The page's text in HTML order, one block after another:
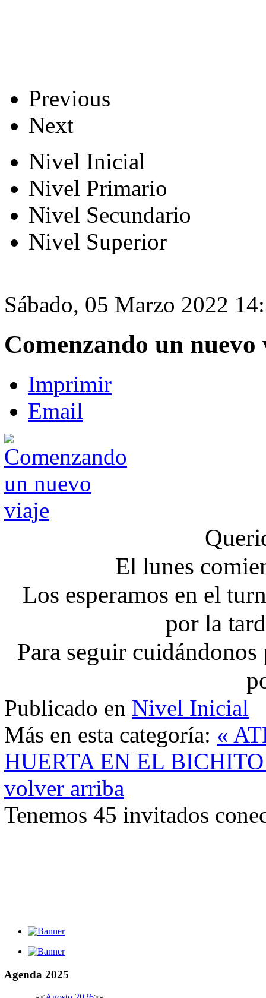
Previous
Next
Nivel Inicial
Nivel Primario
Nivel Secundario
Nivel Superior
Sábado, 05 Marzo 2022
Comenzando un nuevo
Imprimir
Email
El lunes
Los esperamos en el
por la
Para seguir
Publicado en Nivel Inicial
Más en esta categoría: «
HUERTA EN EL
volver arriba
Tenemos 45 invitados
Agenda 2025